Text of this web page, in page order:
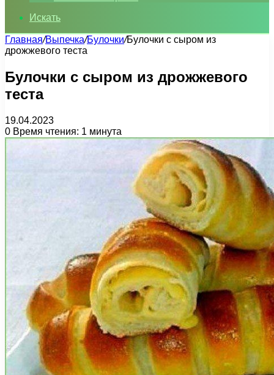
Искать
Главная/Выпечка/Булочки/Булочки с сыром из
дрожжевого теста
Булочки с сыром из дрожжевого
теста
19.04.2023
0 Время чтения: 1 минута